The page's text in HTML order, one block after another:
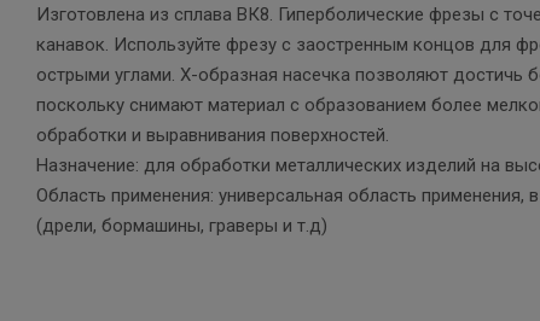
Изготовлена из сплава ВК8. Гиперболические фрезы с
канавок. Используйте фрезу с заостренным концов для
острыми углами. Х-образная насечка позволяют достичь
поскольку снимают материал с образованием более
обработки и выравнивания поверхностей.
Назначение: для обработки металлических изделий на
Область применения: универсальная область
(дрели, бормашины, граверы и т.д)